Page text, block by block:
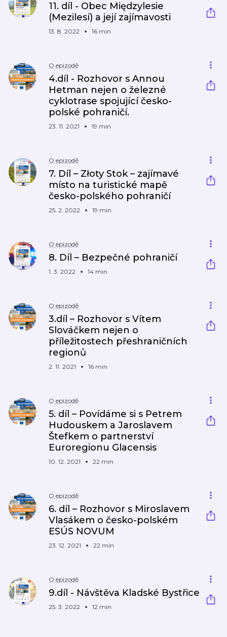
11. díl - Obec Międzylesie
(Mezilesí) a její zajímavosti
13. 8. 2022 16 min
O epizodě
4.díl - Rozhovor s Annou
Hetman nejen o železné
cyklotrase spojující česko-
polské pohraničí.
23. 11. 2021 19 min
O epizodě
7. Díl – Złoty Stok – zajímavé
místo na turistické mapě
česko-polského pohraničí
25. 2. 2022 19 min
O epizodě
8. Díl – Bezpečné pohraničí
1. 3. 2022 14 min
O epizodě
3.díl – Rozhovor s Vítem
Slováčkem nejen o
příležitostech přeshraničních
regionů
2. 11. 2021 16 min
O epizodě
5. díl – Povídáme si s Petrem
Hudouskem a Jaroslavem
Štefkem o partnerství
Euroregionu Glacensis
10. 12. 2021 22 min
O epizodě
6. díl – Rozhovor s Miroslavem
Vlasákem o česko-polském
ESÚS NOVUM
23. 12. 2021 22 min
O epizodě
9.díl - Návštěva Kladské Bystřice
25. 3. 2022 12 min